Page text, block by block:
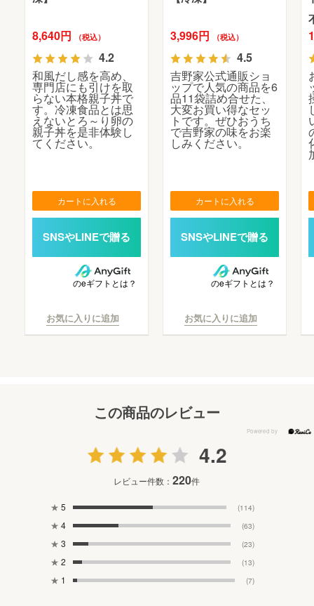
8,640円 （税込）
4.2
和風だし感を高め、
専門店にも引けを取
らない本格親子丼で
す。冷凍食品とは思
えないとろ～り卵の
親子丼を是非体験し
てください。
カートに入れる
のeギフトとは？
お気に入りに追加
3,996円 （税込）
4.5
吉野家公式通販ショ
ップで人気の商品を6
品11袋詰め合せた、
大変お買い得なセッ
トです。ぜひおうち
で吉野家の味をお楽
しみください。
カートに入れる
のeギフトとは？
お気に入りに追加
この商品のレビュー
4.2
レビュー件数：220件
★ 5 (114)
★ 4 (63)
★ 3 (23)
★ 2 (13)
★ 1 (7)